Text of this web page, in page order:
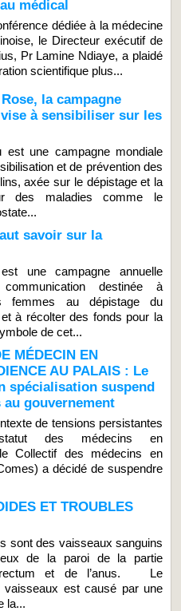
médical
dédiée à la médecine
le Directeur exécutif de
Pr Lamine Ndiaye, a plaidé
scientifique plus...
la campagne
à sensibiliser sur les
est une campagne mondiale
et de prévention des
axée sur le dépistage et la
des maladies comme le
savoir sur la
une campagne annuelle
destinée à
femmes au dépistage du
à récolter des fonds pour la
de cet...
MÉDECIN EN
AU PALAIS : Le
spécialisation suspend
gouvernement
de tensions persistantes
des médecins en
Collectif des médecins en
a décidé de suspendre
ET TROUBLES
sont des vaisseaux sanguins
de la paroi de la partie
rectum et de l’anus. Le
vaisseaux est causé par une
la...